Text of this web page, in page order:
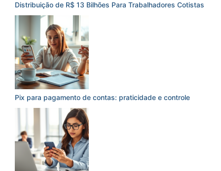
Distribuição de R$ 13 Bilhões Para Trabalhadores Cotistas
Pix para pagamento de contas: praticidade e controle